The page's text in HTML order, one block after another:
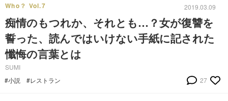
Who？ Vol.7 2019.03.09
痴情のもつれか、それとも…？女が復讐を
誓った、読んではいけない手紙に記された
懺悔の言葉とは
SUMI
#小説
#レストラン 27